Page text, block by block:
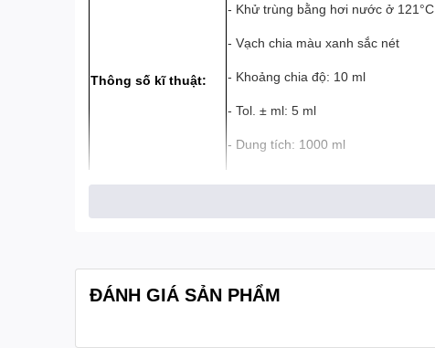
Thông số kĩ thuật:
- Khử trùng bằng hơi nước ở
- Vạch chia màu xanh sắc nét
- Khoảng chia độ: 10 ml
- Tol. ± ml: 5 ml
- Dung tích: 1000 ml
- Sản xuất theo tiêu chuẩn ISO
ĐÁNH GIÁ SẢN PHẨM